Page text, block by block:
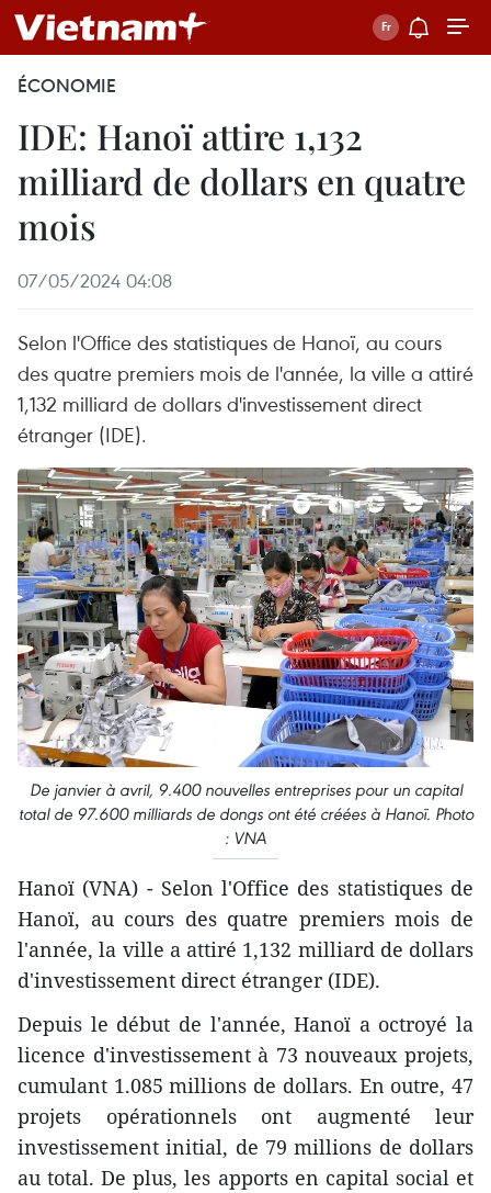
ÉCONOMIE
IDE: Hanoï attire 1,132
milliard de dollars en quatre
mois
07/05/2024 04:08
Selon l'Office des statistiques de Hanoï, au cours
des quatre premiers mois de l'année, la ville a attiré
1,132 milliard de dollars d'investissement direct
étranger (IDE).
De janvier à avril, 9.400 nouvelles entreprises pour un capital
total de 97.600 milliards de dongs ont été créées à Hanoï. Photo
: VNA
Hanoï (VNA) - Selon l'Office des statistiques de
Hanoï, au cours des quatre premiers mois de
l'année, la ville a attiré 1,132 milliard de dollars
d'investissement direct étranger (IDE).
Depuis le début de l'année, Hanoï a octroyé la
licence d'investissement à 73 nouveaux projets,
cumulant 1.085 millions de dollars. En outre, 47
projets opérationnels ont augmenté leur
investissement initial, de 79 millions de dollars
au total. De plus, les apports en capital social et